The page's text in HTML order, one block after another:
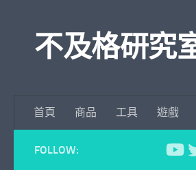
不及格研究
首頁 商品 工具 遊戲
FOLLOW: